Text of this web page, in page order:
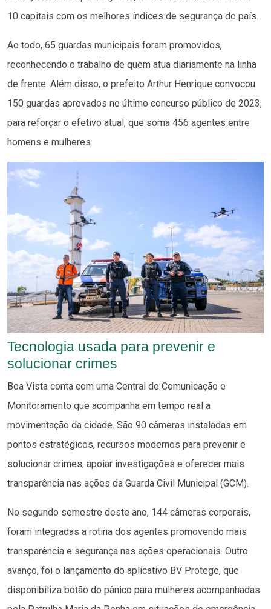
10 capitais com os melhores índices de segurança do país.
Ao todo, 65 guardas municipais foram promovidos,
reconhecendo o trabalho de quem atua diariamente na linha
de frente. Além disso, o prefeito Arthur Henrique convocou
150 guardas aprovados no último concurso público de 2023,
para reforçar o efetivo atual, que soma 456 agentes entre
homens e mulheres.
Tecnologia usada para prevenir e
solucionar crimes
Boa Vista conta com uma Central de Comunicação e
Monitoramento que acompanha em tempo real a
movimentação da cidade. São 90 câmeras instaladas em
pontos estratégicos, recursos modernos para prevenir e
solucionar crimes, apoiar investigações e oferecer mais
transparência nas ações da Guarda Civil Municipal (GCM).
No segundo semestre deste ano, 144 câmeras corporais,
foram integradas a rotina dos agentes promovendo mais
transparência e segurança nas ações operacionais. Outro
avanço, foi o lançamento do aplicativo BV Protege, que
disponibiliza botão do pânico para mulheres acompanhadas